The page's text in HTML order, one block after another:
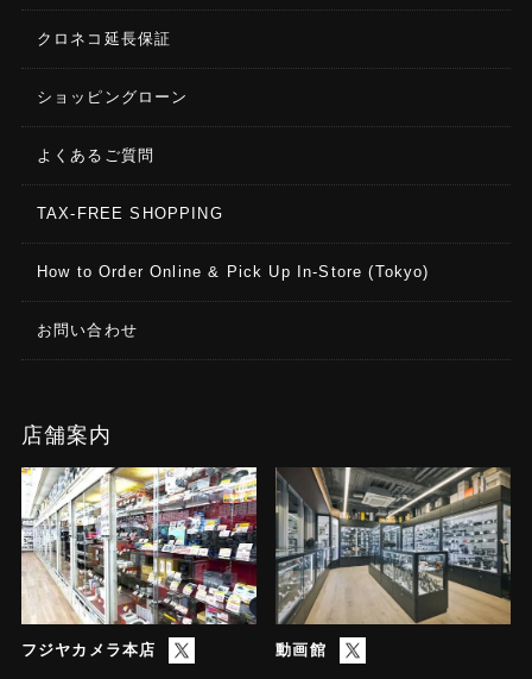
クロネコ延長保証
ショッピングローン
よくあるご質問
TAX-FREE SHOPPING
How to Order Online & Pick Up In-Store (Tokyo)
お問い合わせ
店舗案内
フジヤカメラ本店 動画館